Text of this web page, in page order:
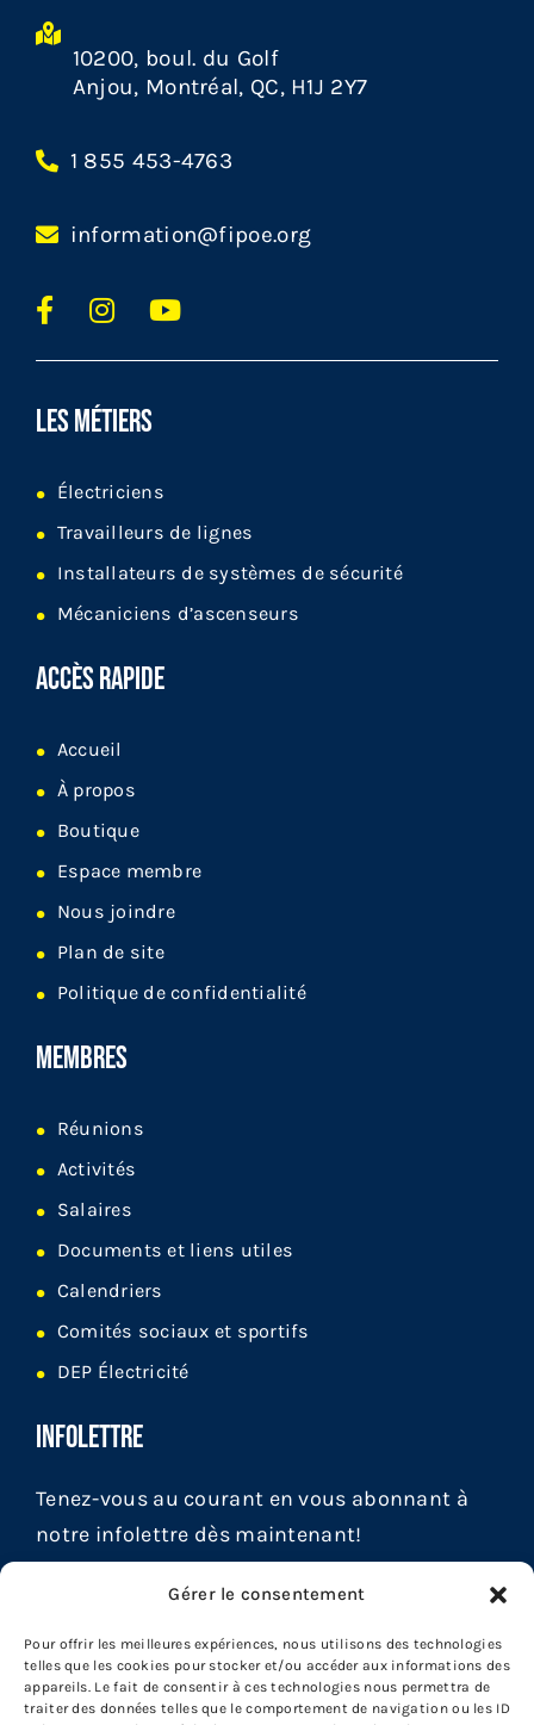
Gérer le consentement
Pour offrir les meilleures expériences, nous utilisons des technologies
telles que les cookies pour stocker et/ou accéder aux informations des
appareils. Le fait de consentir à ces technologies nous permettra de
traiter des données telles que le comportement de navigation ou les ID
10200, boul. du Golf
Anjou, Montréal, QC, H1J 2Y7
1 855 453-4763
information@fipoe.org
LES MÉTIERS
Électriciens
Travailleurs de lignes
Installateurs de systèmes de sécurité
Mécaniciens d’ascenseurs
ACCÈS RAPIDE
Accueil
À propos
Boutique
Espace membre
Nous joindre
Plan de site
Politique de confidentialité
MEMBRES
Réunions
Activités
Salaires
Documents et liens utiles
Calendriers
Comités sociaux et sportifs
DEP Électricité
INFOLETTRE
Tenez-vous au courant en vous abonnant à
notre infolettre dès maintenant!